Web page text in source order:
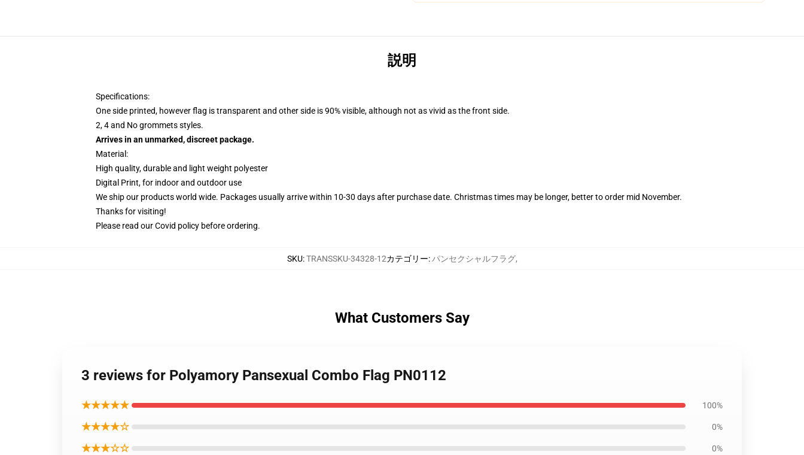
説明
Specifications:
One side printed, however flag is transparent and other side is 90% visible, although not as vivid as the front side.
2, 4 and No grommets styles.
Arrives in an unmarked, discreet package.
Material:
High quality, durable and light weight polyester
Digital Print, for indoor and outdoor use
We ship our products world wide. Packages usually arrive within 10-30 days after purchase date. Christmas times may be longer, better to order mid November.
Thanks for visiting!
Please read our Covid policy before ordering.
SKU:TRANSSKU-34328-12カテゴリー: パンセクシャルフラグ,
What Customers Say
3 reviews for Polyamory Pansexual Combo Flag PN0112
★★★★★ 100%
★★★★☆ 0%
★★★☆☆ 0%